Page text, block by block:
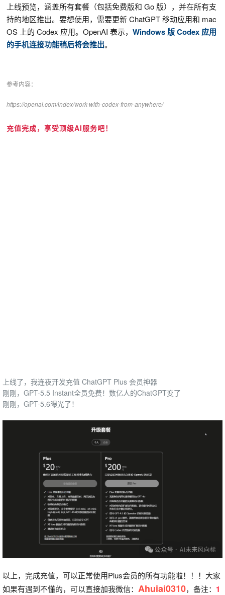
上线预览，涵盖所有套餐（包括免费版和 Go 版），并在所有支
持的地区推出。要想使用，需要更新 ChatGPT 移动应用和 mac
OS 上的 Codex 应用。OpenAI 表示， Windows 版 Codex 应用
的手机连接功能稍后将会推出。
参考内容：
https://openai.com/index/work-with-codex-from-anywhere/
充值完成，享受顶级AI服务吧！
上线了，我连夜开发充值 ChatGPT Plus 会员神器
刚刚，GPT-5.5 Instant全员免费！数亿人的ChatGPT变了
刚刚，GPT-5.6曝光了！
以上，完成充值，可以正常使用Plus会员的所有功能啦！！！大家
如果有遇到不懂的，可以直接加我微信： Ahuiai0310，备注： 1